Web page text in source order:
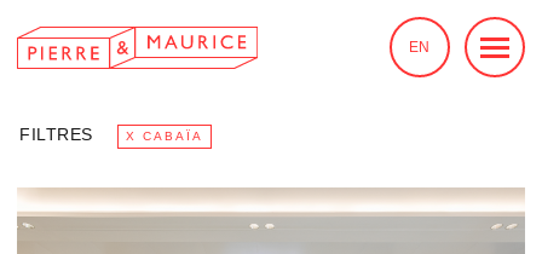
EN
FILTRES X CABAÏA